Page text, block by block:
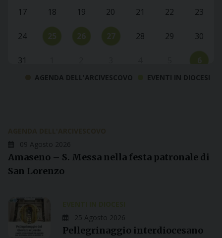
17 18 19 20 21 22 23
24 25 26 27 28 29 30
31 6
AGENDA DELL'ARCIVESCOVO EVENTI IN DIOCESI
09 Agosto 2026
Amaseno – S. Messa nella festa patronale di
San Lorenzo
25 Agosto 2026
Pellegrinaggio interdiocesano